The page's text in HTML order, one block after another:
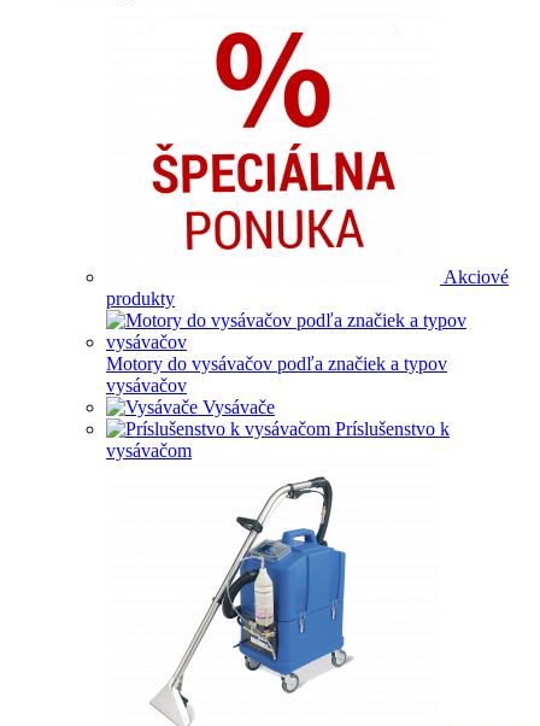
Akciové
produkty
Motory do vysávačov podľa značiek a typov
vysávačov
Vysávače
Príslušenstvo k
vysávačom